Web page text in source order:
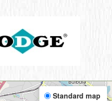
Standard map